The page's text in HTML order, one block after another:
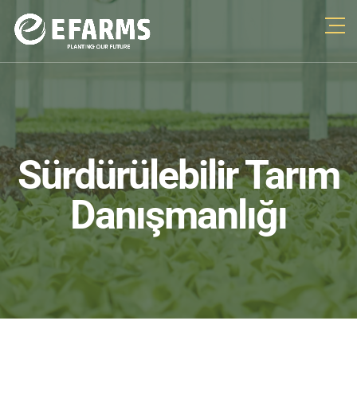
Sürdürülebilir Tarım
Danışmanlığı